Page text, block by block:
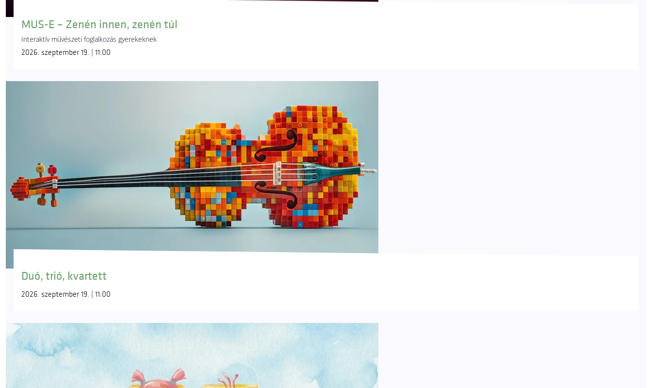
MUS-E – Zenén innen, zenén túl
Interaktív művészeti foglalkozás gyerekeknek
2026. szeptember 19. | 11:00
Duó, trió, kvartett
2026. szeptember 19. | 11:00